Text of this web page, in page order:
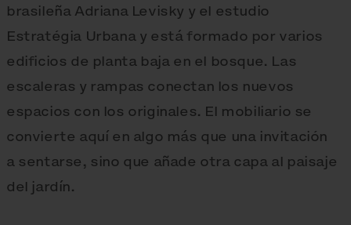
brasileña Adriana Levisky y el estudio
Estratégia Urbana y está formado por varios
edificios de planta baja en el bosque. Las
escaleras y rampas conectan los nuevos
espacios con los originales. El mobiliario se
convierte aquí en algo más que una invitación
a sentarse, sino que añade otra capa al paisaje
del jardín.